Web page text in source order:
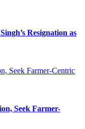
Resignation as
Seek Farmer-